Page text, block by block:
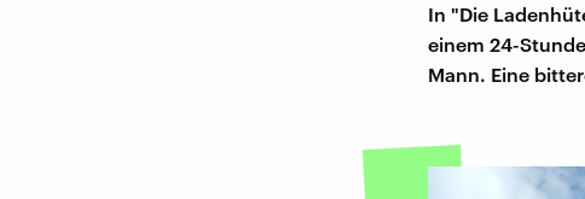
In "Die
einem 24-
Mann. Eine